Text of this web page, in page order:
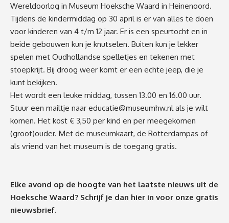
Wereldoorlog in Museum Hoeksche Waard in Heinenoord.
Tijdens de kindermiddag op 30 april is er van alles te doen
voor kinderen van 4 t/m 12 jaar. Er is een speurtocht en in
beide gebouwen kun je knutselen. Buiten kun je lekker
spelen met Oudhollandse spelletjes en tekenen met
stoepkrijt. Bij droog weer komt er een echte jeep, die je
kunt bekijken.
Het wordt een leuke middag, tussen 13.00 en 16.00 uur.
Stuur een mailtje naar educatie@museumhw.nl als je wilt
komen. Het kost € 3,50 per kind en per meegekomen
(groot)ouder. Met de museumkaart, de Rotterdampas of
als vriend van het museum is de toegang gratis.
Elke avond op de hoogte van het laatste nieuws uit de
Hoeksche Waard? Schrijf je dan hier in voor onze gratis
nieuwsbrief.